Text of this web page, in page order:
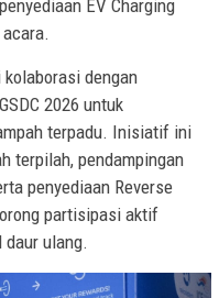
EV Charging
dengan
2026 untuk
terpadu. Inisiatif ini
terpilah, pendampingan
penyediaan Reverse
partisipasi aktif
ulang.